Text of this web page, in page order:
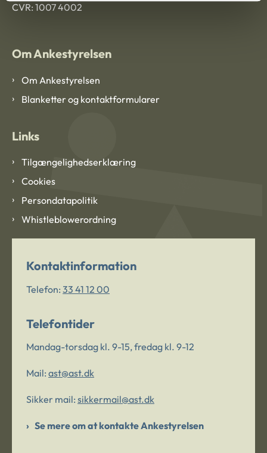
CVR: 1007 4002
Om Ankestyrelsen
Om Ankestyrelsen
Blanketter og kontaktformularer
Links
Tilgængelighedserklæring
Cookies
Persondatapolitik
Whistleblowerordning
Kontaktinformation
Telefon: 33 41 12 00
Telefontider
Mandag-torsdag kl. 9-15, fredag kl. 9-12
Mail: ast@ast.dk
Sikker mail: sikkermail@ast.dk
Se mere om at kontakte Ankestyrelsen